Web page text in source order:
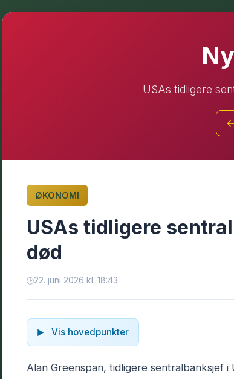
USAs tidligere
ØKONOMI
USAs tidligere
død
22. juni 2026 kl. 18:43
Vis hovedpunkter
Alan Greenspan, tidligere sentralbanksjef i